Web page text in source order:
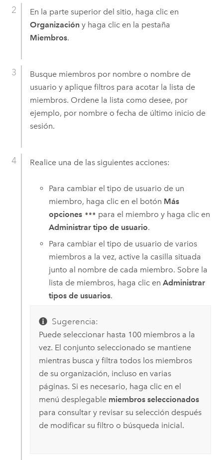
En la parte superior del sitio, haga clic en
Organizacióny haga clic en la pestaña
Miembros.
Busque miembros por nombre o nombre de
usuario y aplique filtros para acotar la lista de
miembros. Ordene la lista como desee, por
ejemplo, por nombre o fecha de último inicio de
sesión.
Realice una de las siguientes acciones:
Para cambiar el tipo de usuario de un
miembro, haga clic en el botón Más
opciones
para el miembro y haga clic en
Administrar tipo de usuario.
Para cambiar el tipo de usuario de varios
miembros a la vez, active la casilla situada
junto al nombre de cada miembro. Sobre la
lista de miembros, haga clic enAdministrar
tipos de usuarios.
Sugerencia:
Puede seleccionar hasta 100 miembros a la
vez. El conjunto seleccionado se mantiene
mientras busca y filtra todos los miembros
de su organización, incluso en varias
páginas. Si es necesario, haga clic en el
menú desplegable miembros seleccionados
para consultar y revisar su selección después
de modificar su filtro o búsqueda inicial.